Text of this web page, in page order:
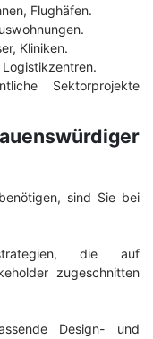
Flughäfen.
Kliniken.
Sektorprojekte
sind Sie bei
die auf
zugeschnitten
Design- und